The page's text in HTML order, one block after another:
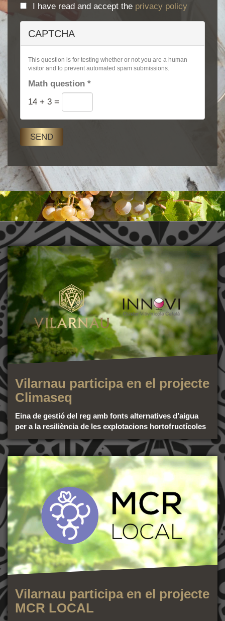
I have read and accept the privacy policy
policy
CAPTCHA
This question is for testing whether or not you are a human
visitor and to prevent automated spam submissions.
Math question *
14 + 3 =
SEND
Vilarnau participa en el projecte
Climaseq
Eina de gestió del reg amb fonts alternatives d’aigua
per a la resiliència de les explotacions hortofructícoles
Vilarnau participa en el projecte
MCR LOCAL